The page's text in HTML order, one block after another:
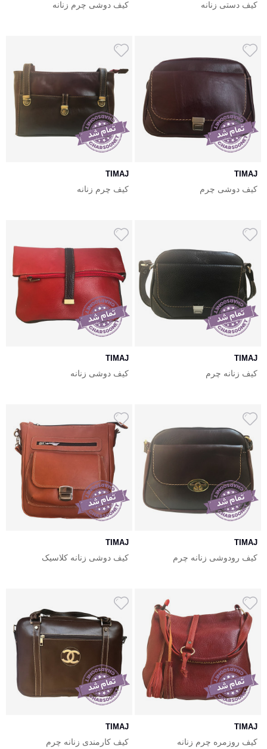
کیف دستی زنانه کیف دوشی چرم زنانه
TIMAJ
کیف دوشی چرم
TIMAJ
کیف چرم زنانه
TIMAJ
کیف زنانه چرم
TIMAJ
کیف دوشی زنانه
TIMAJ
کیف رودوشی زنانه چرم
TIMAJ
کیف دوشی زنانه کلاسیک
TIMAJ
کیف روزمره چرم زنانه
TIMAJ
کیف کارمندی زنانه چرم